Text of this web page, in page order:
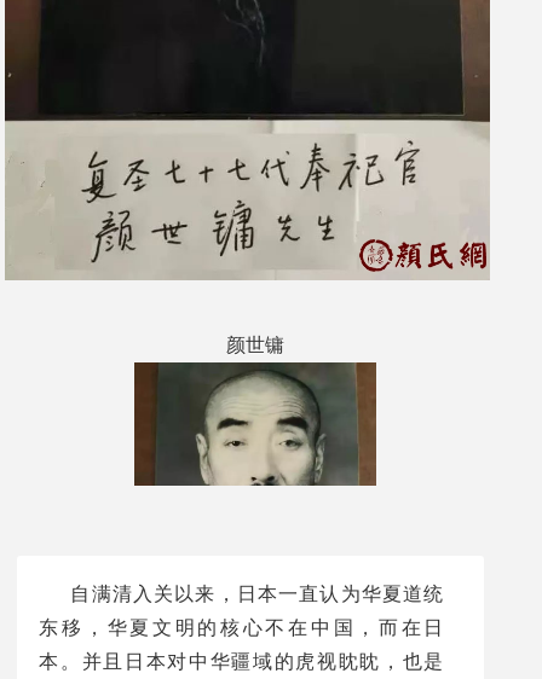
颜世镛
自满清入关以来，日本一直认为华夏道统
东移，华夏文明的核心不在中国，而在日
本。并且日本对中华疆域的虎视眈眈，也是